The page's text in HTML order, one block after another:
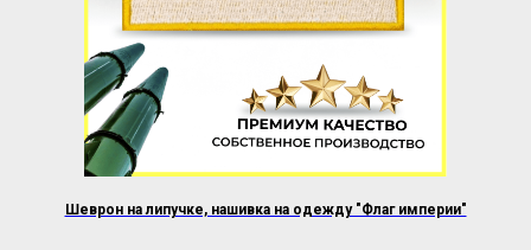
Шеврон на липучке, нашивка на одежду "Флаг империи"